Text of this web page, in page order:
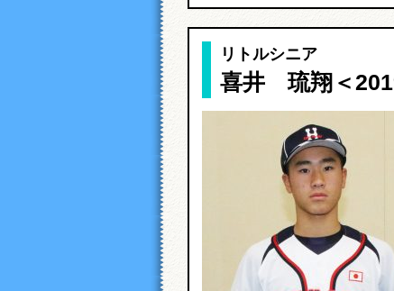
リトルシニア
喜井 琉翔＜